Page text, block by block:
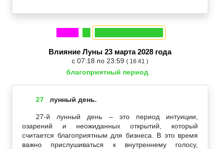
Влияние Луны 23 марта 2028 года
с 07:18 по 23:59 ( 16:41 )
благоприятный период
27 лунный день.
27-й лунный день – это период интуиции,
озарений и неожиданных открытий, который
считается благоприятным для бизнеса. В это время
важно прислушиваться к внутреннему голосу,